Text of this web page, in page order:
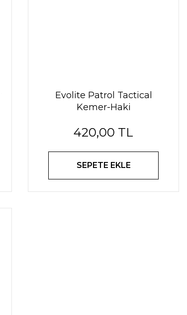
Evolite Patrol Tactical
Kemer-Haki
420,00 TL
SEPETE EKLE